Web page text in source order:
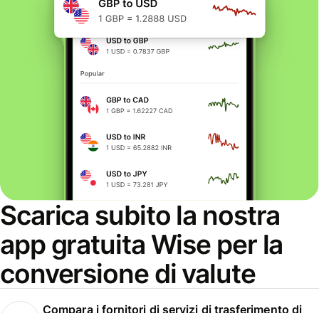
Scarica subito la nostra
app gratuita Wise per la
conversione di valute
Compara i fornitori di servizi di trasferimento di